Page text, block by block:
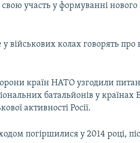
свою участь у формуванні
військових колах говорять про
країн НАТО узгодили
батальйонів у країнах
активності Росії.
погіршилися у 2014 році,